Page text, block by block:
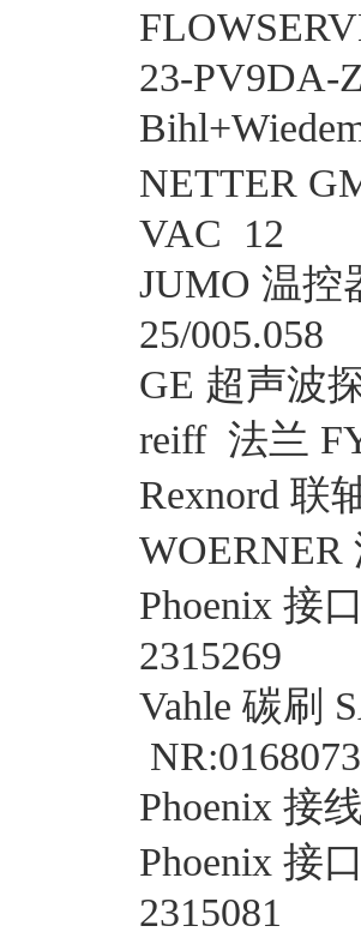
23-PV9DA-
NETTER
VAC 12
JUMO 温控
25/005.058
GE 超声波
reiff 法兰
Rexnord 联
WOERNER
Phoenix 接
2315269
Vahle 碳刷
Phoenix 接
Phoenix 接
2315081